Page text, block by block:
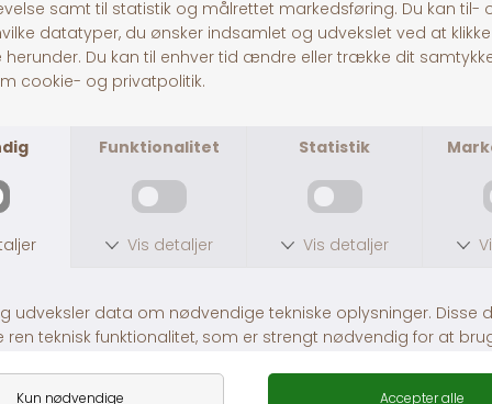
CATAGO Alloy vinter luffer
Flexi LED lygte USB